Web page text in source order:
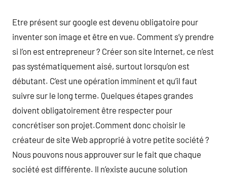
Etre présent sur google est devenu obligatoire pour
inventer son image et être en vue. Comment s’y prendre
si l’on est entrepreneur ? Créer son site Internet, ce n’est
pas systématiquement aisé, surtout lorsqu’on est
débutant. C’est une opération imminent et qu’il faut
suivre sur le long terme. Quelques étapes grandes
doivent obligatoirement être respecter pour
concrétiser son projet.Comment donc choisir le
créateur de site Web approprié à votre petite société ?
Nous pouvons nous approuver sur le fait que chaque
société est différente. Il n’existe aucune solution